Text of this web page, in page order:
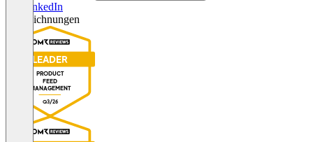
auf LinkedIn
Auszeichnungen
LEADER
PRODUCT
FEED
MANAGEMENT
Q3/26